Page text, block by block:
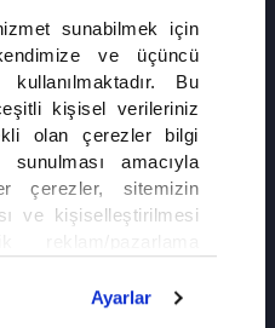
sunabilmek için
ve üçüncü
Bu
kişisel verileriniz
olan çerezler bilgi
amacıyla
çerezler, sitemizin
ve kişiselleştirilmesi
kullanılacaktır.
Ayarlar